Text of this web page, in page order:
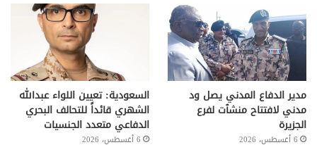
مدير الدفاع المدني يصل ود
مدني لافتتاح منشٱت لفرع
الجزيرة
6 أغسطس، 2026
السعودية: تعيين اللواء عبدالله
الشهري قائداً للتحالف البحري
الدفاعي متعدد الجنسيات
6 أغسطس، 2026